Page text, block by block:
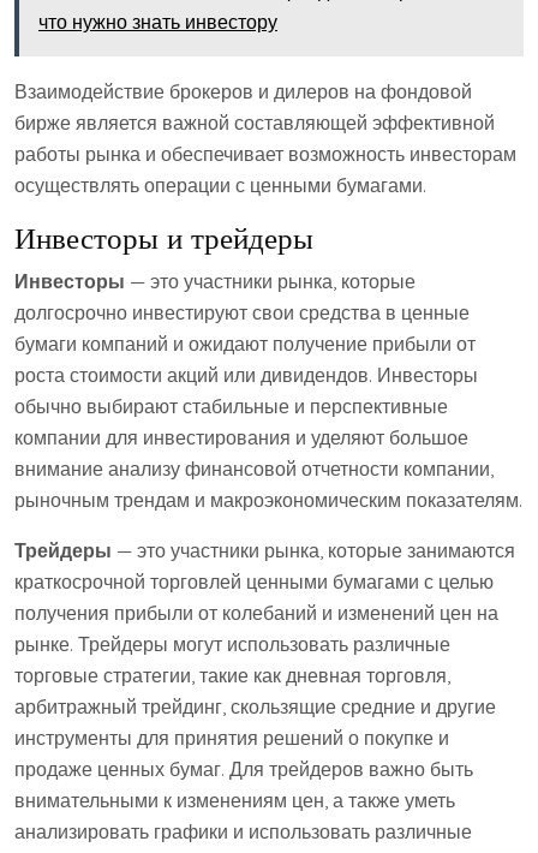
что нужно знать инвестору
Взаимодействие брокеров и дилеров на фондовой
бирже является важной составляющей эффективной
работы рынка и обеспечивает возможность инвесторам
осуществлять операции с ценными бумагами.
Инвесторы и трейдеры
Инвесторы — это участники рынка, которые
долгосрочно инвестируют свои средства в ценные
бумаги компаний и ожидают получение прибыли от
роста стоимости акций или дивидендов. Инвесторы
обычно выбирают стабильные и перспективные
компании для инвестирования и уделяют большое
внимание анализу финансовой отчетности компании,
рыночным трендам и макроэкономическим показателям.
Трейдеры — это участники рынка, которые занимаются
краткосрочной торговлей ценными бумагами с целью
получения прибыли от колебаний и изменений цен на
рынке. Трейдеры могут использовать различные
торговые стратегии, такие как дневная торговля,
арбитражный трейдинг, скользящие средние и другие
инструменты для принятия решений о покупке и
продаже ценных бумаг. Для трейдеров важно быть
внимательными к изменениям цен, а также уметь
анализировать графики и использовать различные